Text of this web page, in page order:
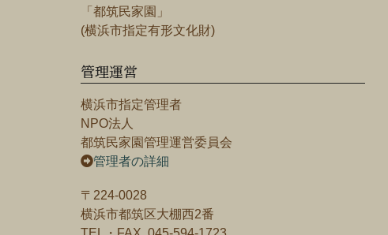
「都筑民家園」
(横浜市指定有形文化財)
管理運営
横浜市指定管理者
NPO法人
都筑民家園管理運営委員会
管理者の詳細
〒224-0028
横浜市都筑区大棚西2番